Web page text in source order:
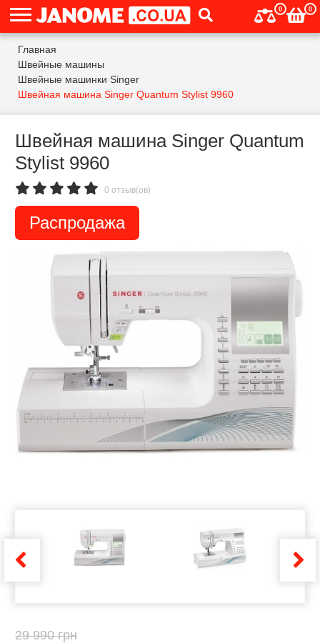
0 0
Главная
Швейные машины
Швейные машинки Singer
Швейная машина Singer Quantum Stylist 9960
Швейная машина Singer Quantum
Stylist 9960
0 отзыв(ов)
Распродажа
29 990 грн